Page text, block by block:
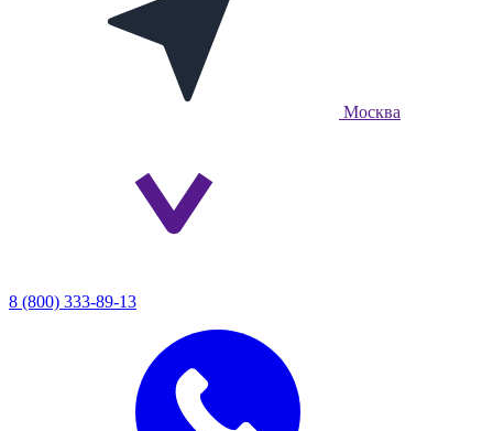
Москва
8 (800) 333-89-13